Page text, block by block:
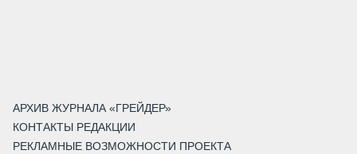
АРХИВ ЖУРНАЛА «ГРЕЙДЕР»
КОНТАКТЫ РЕДАКЦИИ
РЕКЛАМНЫЕ ВОЗМОЖНОСТИ ПРОЕКТА